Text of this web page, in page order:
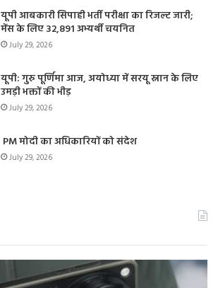
यूपी आबकारी सिपाही भर्ती परीक्षा का रिजल्ट जारी;
मेंस के लिए 32,891 अभ्यर्थी चयनित
July 29, 2026
यूपी: गुरु पूर्णिमा आज, अयोध्या में सरयू स्नान के लिए
उमड़ी भक्तों की भीड़
July 29, 2026
PM मोदी का अधिकारियों को संदेश
July 29, 2026